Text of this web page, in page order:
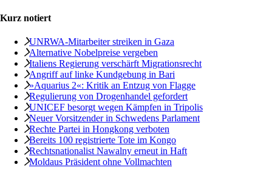
Kurz notiert
UNRWA-Mitarbeiter streiken in Gaza
Alternative Nobelpreise vergeben
Italiens Regierung verschärft Migrationsrecht
Angriff auf linke Kundgebung in Bari
»Aquarius 2«: Kritik an Entzug von Flagge
Regulierung von Drogenhandel gefordert
UNICEF besorgt wegen Kämpfen in Tripolis
Neuer Vorsitzender in Schwedens Parlament
Rechte Partei in Hongkong verboten
Bereits 100 registrierte Tote im Kongo
Rechtsnationalist Nawalny erneut in Haft
Moldaus Präsident ohne Vollmachten